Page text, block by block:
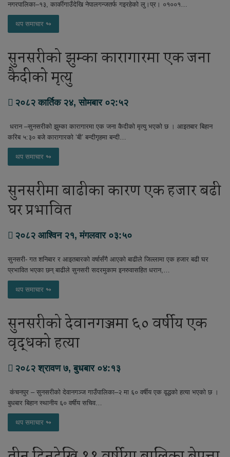
नगरपालिका–१३, कार्कीगाउँदेखि नेपालगन्जतर्फ गइरहेको लु।प्र। ०१००१…
थप समाचार ↬
सुनसरीको झुम्का कारागारमा एक जना
कैदीको मृत्यु
२०८२ कार्तिक २४, सोमबार ०२:५२
धरान –सुनसरीको झुम्का कारागारमा एक जना कैदीको मृत्यु भएको छ । आइतबार बिहान
करिब ५:३० बजे कारागारको ‘बी’ बन्दीगृहमा बन्दी…
थप समाचार ↬
सुनसरीमा बाढीका कारण एक हजार बढी
घर प्रभावित
२०८२ आश्विन २१, मंगलवार ०३:५०
सुनसरी- गत शनिबार र आइतबारको वर्षासँगै आएको बाढीले जिल्लामा एक हजार बढी घर
प्रभावित भएका छन् बाढीले सुनसरी सदरमुकाम इनरुवासहित धरान,…
थप समाचार ↬
सुनसरीको देवानगञ्जमा ६० वर्षीय एक
वृद्धको हत्या
२०८२ श्रावण ७, बुधबार ०४:१३
कंचनपुर – सुनसरीको देवानगञ्ज गाउँपालिका–२ मा ६० वर्षीय एक वृद्धको हत्या भएको छ ।
बुधबार बिहान स्थानीय ६० वर्षीय सचिव…
थप समाचार ↬